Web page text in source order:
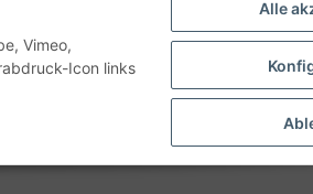
Alle
Vimeo,
Icon links